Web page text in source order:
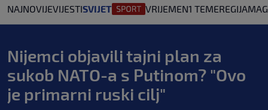
NAJNOVIJEVIJESTISVIJET VRIJEMEN1 TEMEREGIJA
Nijemci objavili tajni plan za
sukob NATO-a s Putinom? "Ovo
je primarni ruski cilj"